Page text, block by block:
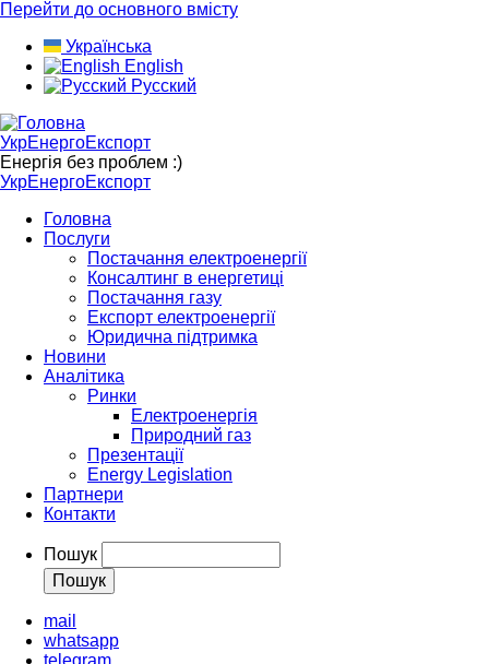
Перейти до основного вмісту
Українська
English
Русский
УкрЕнергоЕкспорт
Енергія без проблем :)
УкрЕнергоЕкспорт
Головна
Послуги
Постачання електроенергії
Консалтинг в енергетиці
Постачання газу
Експорт електроенергії
Юридична підтримка
Новини
Аналітика
Ринки
Електроенергія
Природний газ
Презентації
Energy Legislation
Партнери
Контакти
Пошук
mail
whatsapp
telegram